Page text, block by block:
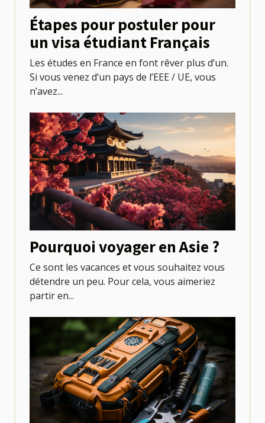
Étapes pour postuler pour
un visa étudiant Français
Les études en France en font rêver plus d’un.
Si vous venez d’un pays de l’EEE / UE, vous
n’avez...
Pourquoi voyager en Asie ?
Ce sont les vacances et vous souhaitez vous
détendre un peu. Pour cela, vous aimeriez
partir en...